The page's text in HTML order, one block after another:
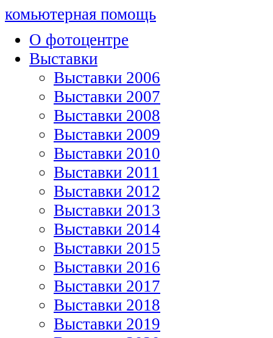
комьютерная помощь
О фотоцентре
Выставки
Выставки 2006
Выставки 2007
Выставки 2008
Выставки 2009
Выставки 2010
Выставки 2011
Выставки 2012
Выставки 2013
Выставки 2014
Выставки 2015
Выставки 2016
Выставки 2017
Выставки 2018
Выставки 2019